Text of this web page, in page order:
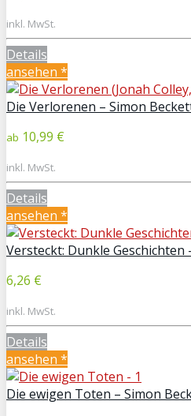
inkl. MwSt.
Details
ansehen *
Die Verlorenen – Simon
ab 10,99 €
inkl. MwSt.
Details
ansehen *
Versteckt: Dunkle Geschichten
6,26 €
inkl. MwSt.
Details
ansehen *
Die ewigen Toten – Simon